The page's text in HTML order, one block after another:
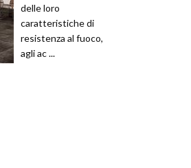
delle loro
caratteristiche di
resistenza al fuoco,
agli ac ...